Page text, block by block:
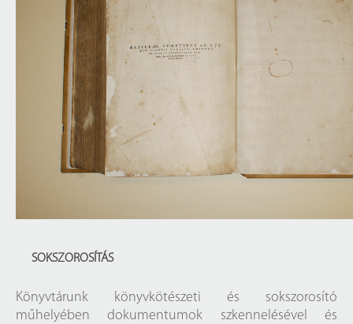
SOKSZOROSÍTÁS
Könyvtárunk könyvkötészeti és sokszorosító
műhelyében dokumentumok szkennelésével és